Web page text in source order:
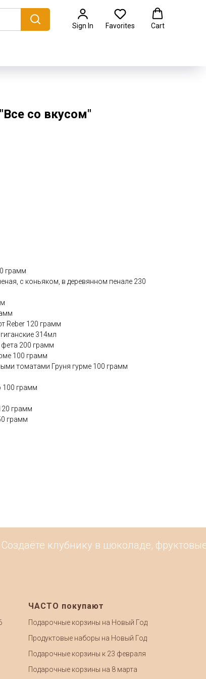
Sign In Favorites Cart
со вкусом"
грамм
с коньяком, в деревянном пенале 230
Reber 120 грамм
314мл
200 грамм
100 грамм
томатами Груня гурме 100 грамм
100 грамм
грамм
грамм
клубнику в шоколаде,
ЧАСТО покупают
Подарочные корзины на Новый Год
Продуктовые наборы на Новый Год
Подарочные корзины к 23 февраля
Подарочные корзины на 8 марта